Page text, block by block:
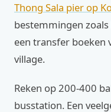
Thong Sala pier op
bestemmingen
een transfer boeken
village.
Reken op 200-400
busstation. Een